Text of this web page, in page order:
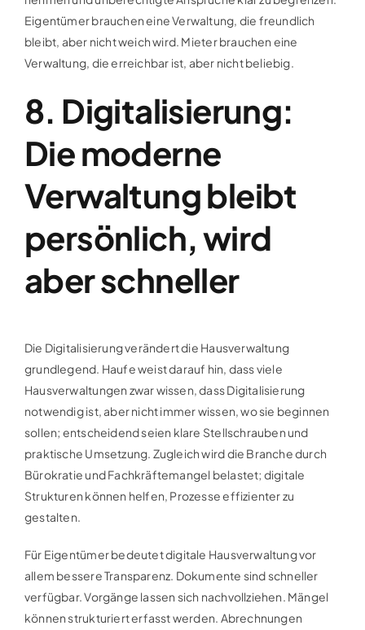
Eigentümer brauchen eine Verwaltung, die freundlich
bleibt, aber nicht weich wird. Mieter brauchen eine
Verwaltung, die erreichbar ist, aber nicht beliebig.
8. Digitalisierung:
Die moderne
Verwaltung bleibt
persönlich, wird
aber schneller
Die Digitalisierung verändert die Hausverwaltung
grundlegend. Haufe weist darauf hin, dass viele
Hausverwaltungen zwar wissen, dass Digitalisierung
notwendig ist, aber nicht immer wissen, wo sie beginnen
sollen; entscheidend seien klare Stellschrauben und
praktische Umsetzung. Zugleich wird die Branche durch
Bürokratie und Fachkräftemangel belastet; digitale
Strukturen können helfen, Prozesse effizienter zu
gestalten.
Für Eigentümer bedeutet digitale Hausverwaltung vor
allem bessere Transparenz. Dokumente sind schneller
verfügbar. Vorgänge lassen sich nachvollziehen. Mängel
können strukturiert erfasst werden. Abrechnungen